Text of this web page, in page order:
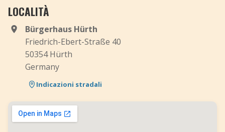
LOCALITÀ
Bürgerhaus Hürth
Friedrich-Ebert-Straße 40
50354 Hürth
Germany
Indicazioni stradali